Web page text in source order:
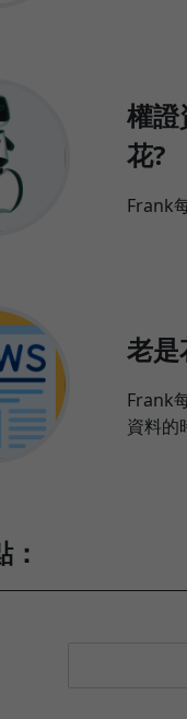
權證
花?
Frank
老是
Frank
資料的